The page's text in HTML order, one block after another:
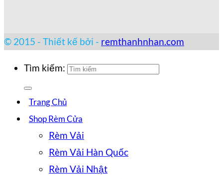
© 2015 - Thiết kế bởi - remthanhnhan.com
Tìm kiếm:
Trang Chủ
Shop Rèm Cửa
Rèm Vải
Rèm Vải Hàn Quốc
Rèm Vải Nhật